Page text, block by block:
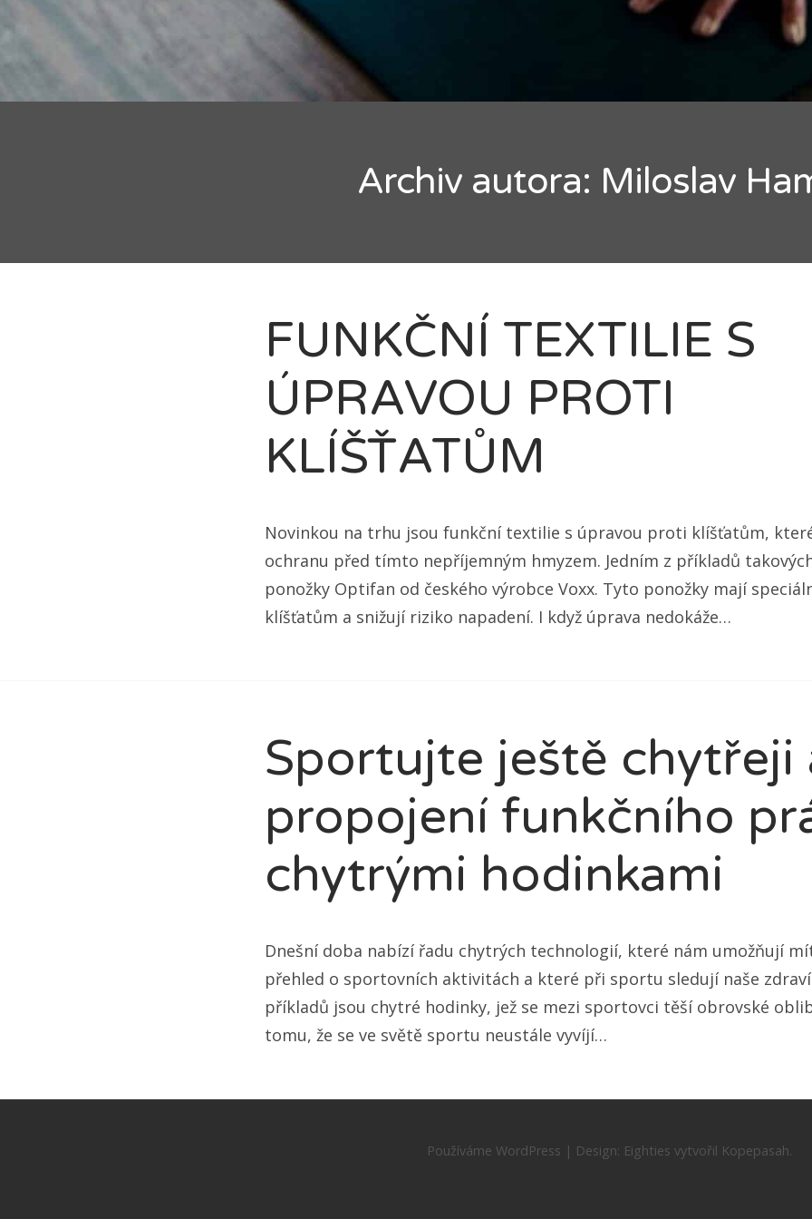
Archiv autora: Miloslav
FUNKČNÍ TEXTILIE S
ÚPRAVOU PROTI
KLÍŠŤATŮM
Novinkou na trhu jsou funkční textilie s úpravou proti klíšťatům,
ochranu před tímto nepříjemným hmyzem. Jedním z příkladů
ponožky Optifan od českého výrobce Voxx. Tyto ponožky mají
klíšťatům a snižují riziko napadení. I když úprava nedokáže…
Sportujte ještě chytřeji
propojení funkčního
chytrými hodinkami
Dnešní doba nabízí řadu chytrých technologií, které nám umožňují
přehled o sportovních aktivitách a které při sportu sledují naše
příkladů jsou chytré hodinky, jež se mezi sportovci těší obrovské
tomu, že se ve světě sportu neustále vyvíjí…
Používáme WordPress | Design: Eighties vytvořil Kopepasah.